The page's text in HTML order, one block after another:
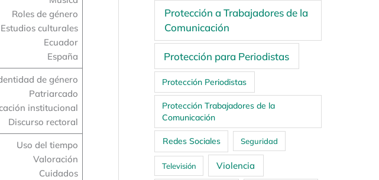
Roles de género
Estudios culturales
Ecuador
España
de género
Patriarcado
institucional
Discurso rectoral
Uso del tiempo
Valoración
Cuidados
Protección a Trabajadores de la
Comunicación
Protección para Periodistas
Protección Periodistas
Protección Trabajadores de la
Comunicación
Redes Sociales Seguridad
Televisión Violencia